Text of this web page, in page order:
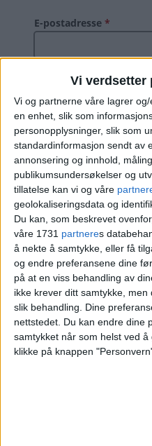
Vi verdsetter
Vi og partnerne våre lagrer
en enhet, slik som
personopplysninger, slik som
standardinformasjon sendt av
annonsering og innhold,
publikumsundersøkelser og
tillatelse kan vi og våre
geolokaliseringsdata og
Du kan, som beskrevet
våre 1731 partneres
å nekte å samtykke, eller få
og endre preferansene dine
på at en viss behandling av
ikke krever ditt samtykke,
slik behandling. Dine
nettstedet. Du kan endre dine
samtykket når som helst ved
klikke på knappen